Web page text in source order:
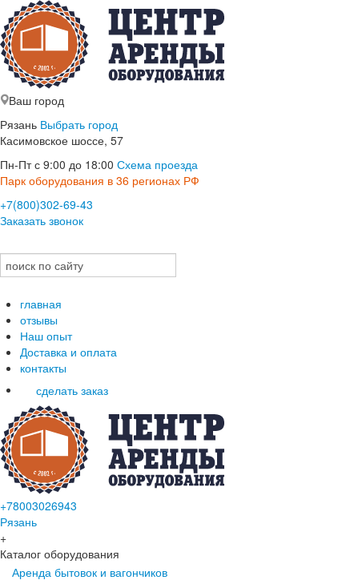
Ваш город
Рязань Выбрать город
Касимовское шоссе, 57
Пн-Пт с 9:00 до 18:00 Схема проезда
Парк оборудования в 36 регионах РФ
+7(800)302-69-43
Заказать звонок
главная
отзывы
Наш опыт
Доставка и оплата
контакты
сделать заказ
+78003026943
Рязань
+
Каталог оборудования
Аренда бытовок и вагончиков